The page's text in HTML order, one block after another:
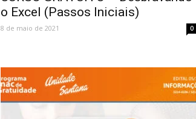
o Excel (Passos Iniciais)
8 de maio de 2021 0